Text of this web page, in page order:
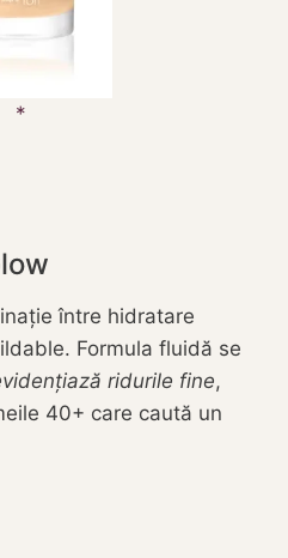
între hidratare
Formula fluidă se
ridurile fine,
40+ care caută un